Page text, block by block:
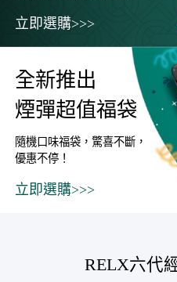
立即選購>>>
全新推出
煙彈超值福袋
隨機口味福袋，驚喜不斷，
優惠不停！
立即選購>>>
RELX六代